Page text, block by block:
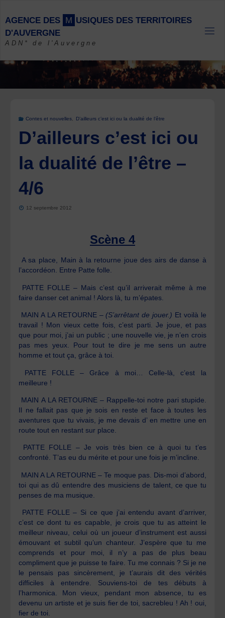
content
AGENCE DES M USIQUES DES TERRITOIRES
D'AUVERGNE
ADN* de l'Auvergne
Contes et nouvelles D’ailleurs c’est ici ou la dualité de l’être
D’ailleurs c’est ici ou
la dualité de l’être –
4/6
12 septembre 2012
Scène 4
A sa place, Main à la retourne joue des airs de danse à
l’accordéon. Entre Patte folle.
PATTE FOLLE – Mais c’est qu’il arriverait même à me
faire danser cet animal ! Alors là, tu m’épates.
MAIN A LA RETOURNE –(S’arrêtant de jouer.) Et voilà le
travail ! Mon vieux cette fois, c’est parti. Je joue, et pas
que pour moi, j’ai un public ; une nouvelle vie, je n’en crois
pas mes yeux. Pour tout te dire je me sens un autre
homme et tout ça, grâce à toi.
PATTE FOLLE – Grâce à moi… Celle-là, c’est la
meilleure !
MAIN A LA RETOURNE – Rappelle-toi notre pari stupide.
Il ne fallait pas que je sois en reste et face à toutes les
aventures que tu vivais, je me devais d’ en mettre une en
route tout en restant sur place.
PATTE FOLLE – Je vois très bien ce à quoi tu t’es
confronté. T’as eu du mérite et pour une fois je m’incline.
MAIN A LA RETOURNE – Te moque pas. Dis-moi d’abord,
toi qui as dû entendre des musiciens de talent, ce que tu
penses de ma musique.
PATTE FOLLE – Si ce que j’ai entendu avant d’arriver,
c’est ce dont tu es capable, je crois que tu as atteint le
meilleur niveau, celui où un joueur d’instrument est aussi
émouvant et subtil qu’un chanteur. J’espère que tu me
comprends et pour moi, il n’y a pas de plus beau
compliment que je puisse te faire. Tu me connais ? Si je ne
le pensais pas sincèrement, je t’aurais dit des vérités
difficiles à entendre. Souviens-toi de tes débuts à
l’harmonica. Mon vieux, pendant mon absence, tu es
devenu un artiste et je suis fier de toi, sacrebleu ! Ah ! oui,
fier de toi.